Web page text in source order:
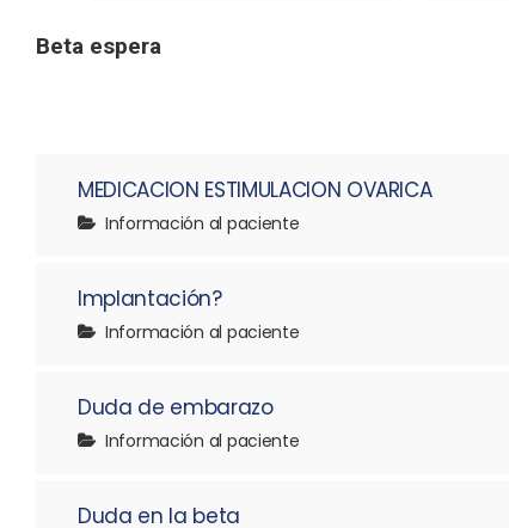
Beta espera
MEDICACION ESTIMULACION OVARICA
Información al paciente
Implantación?
Información al paciente
Duda de embarazo
Información al paciente
Duda en la beta